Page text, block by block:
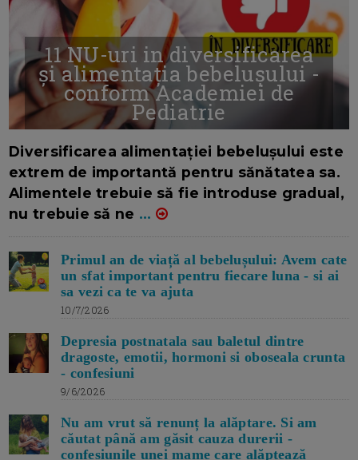
11 NU-uri in diversificarea
și alimentația bebelușului -
conform Academiei de
Pediatrie
Diversificarea alimentației bebelușului este
extrem de importantă pentru sănătatea sa.
Alimentele trebuie să fie introduse gradual,
nu trebuie să ne ...
Primul an de viață al bebelușului: Avem cate
un sfat important pentru fiecare luna - si ai
sa vezi ca te va ajuta
10/7/2026
Depresia postnatala sau baletul dintre
dragoste, emotii, hormoni si oboseala crunta
- confesiuni
9/6/2026
Nu am vrut să renunț la alăptare. Si am
căutat până am găsit cauza durerii -
confesiunile unei mame care alăptează